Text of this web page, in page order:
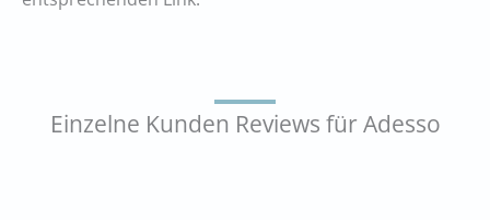
Einzelne Kunden Reviews für Adesso